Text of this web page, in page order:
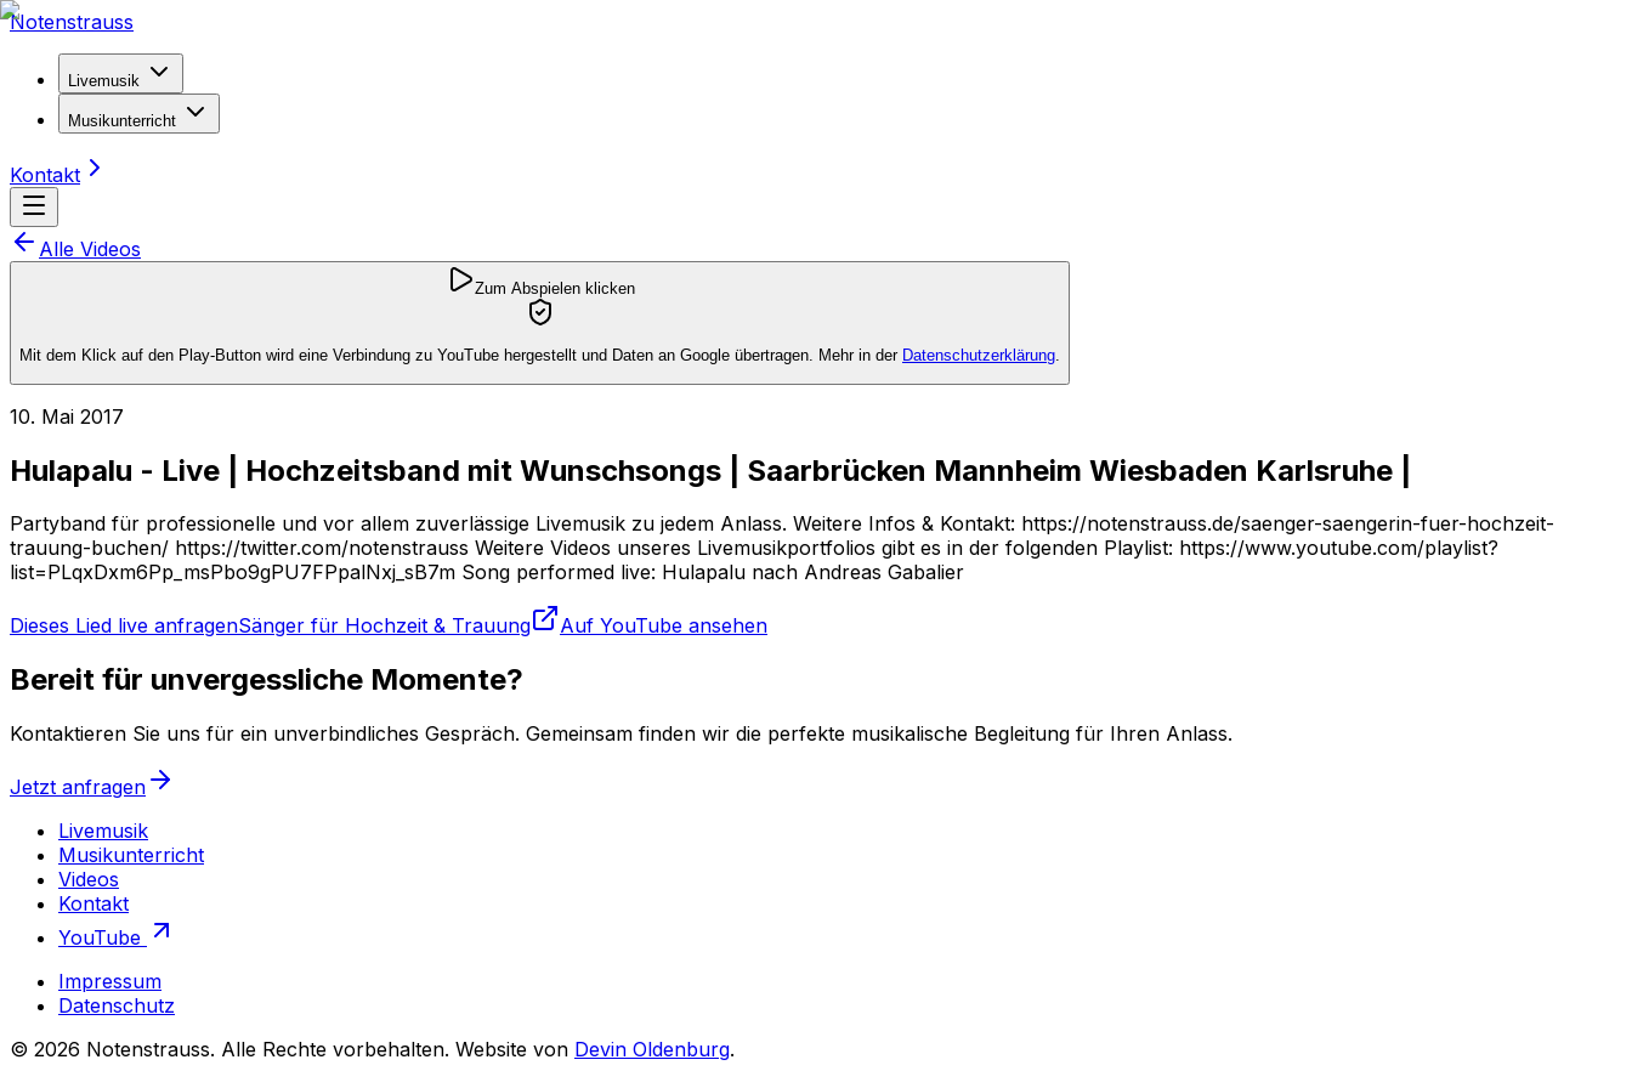
Notenstrauss
Livemusik
Musikunterricht
Kontakt
Alle Videos
Zum Abspielen klicken
Mit dem Klick auf den Play-Button wird eine Verbindung zu YouTube hergestellt und Daten an Google übertragen. Mehr in der Datenschutzerklärung.
10. Mai 2017
Hulapalu - Live | Hochzeitsband mit Wunschsongs | Saarbrücken Mannheim Wiesbaden Karlsruhe |
Partyband für professionelle und vor allem zuverlässige Livemusik zu jedem Anlass. Weitere Infos & Kontakt: https://notenstrauss.de/saenger-saengerin-fuer-hochzeit-
trauung-buchen/ https://twitter.com/notenstrauss Weitere Videos unseres Livemusikportfolios gibt es in der folgenden Playlist: https://www.youtube.com/playlist?
list=PLqxDxm6Pp_msPbo9gPU7FPpalNxj_sB7m Song performed live: Hulapalu nach Andreas Gabalier
Dieses Lied live anfragenSänger für Hochzeit & Trauung Auf YouTube ansehen
Bereit für unvergessliche Momente?
Kontaktieren Sie uns für ein unverbindliches Gespräch. Gemeinsam finden wir die perfekte musikalische Begleitung für Ihren Anlass.
Jetzt anfragen
Livemusik
Musikunterricht
Videos
Kontakt
YouTube
Impressum
Datenschutz
© 2026 Notenstrauss. Alle Rechte vorbehalten. Website von Devin Oldenburg.